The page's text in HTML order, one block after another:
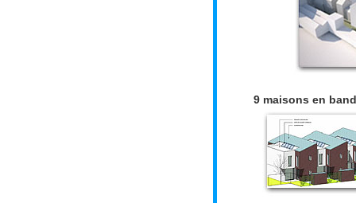
9 maisons en